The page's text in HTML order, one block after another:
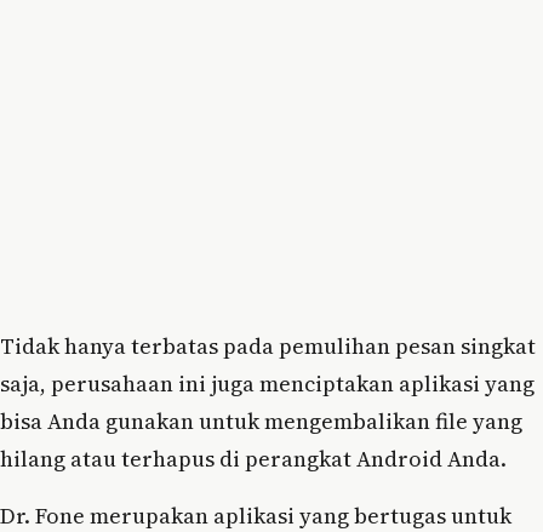
Tidak hanya terbatas pada pemulihan pesan singkat
saja, perusahaan ini juga menciptakan aplikasi yang
bisa Anda gunakan untuk mengembalikan file yang
hilang atau terhapus di perangkat Android Anda.
Dr. Fone merupakan aplikasi yang bertugas untuk